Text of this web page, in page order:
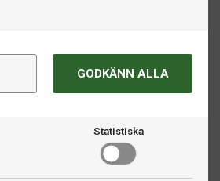
GODKÄNN ALLA
Statistiska